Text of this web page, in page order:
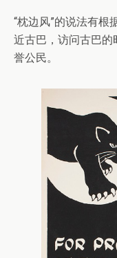
“枕边风”的说法有根
近古巴，访问古巴
誉公民。